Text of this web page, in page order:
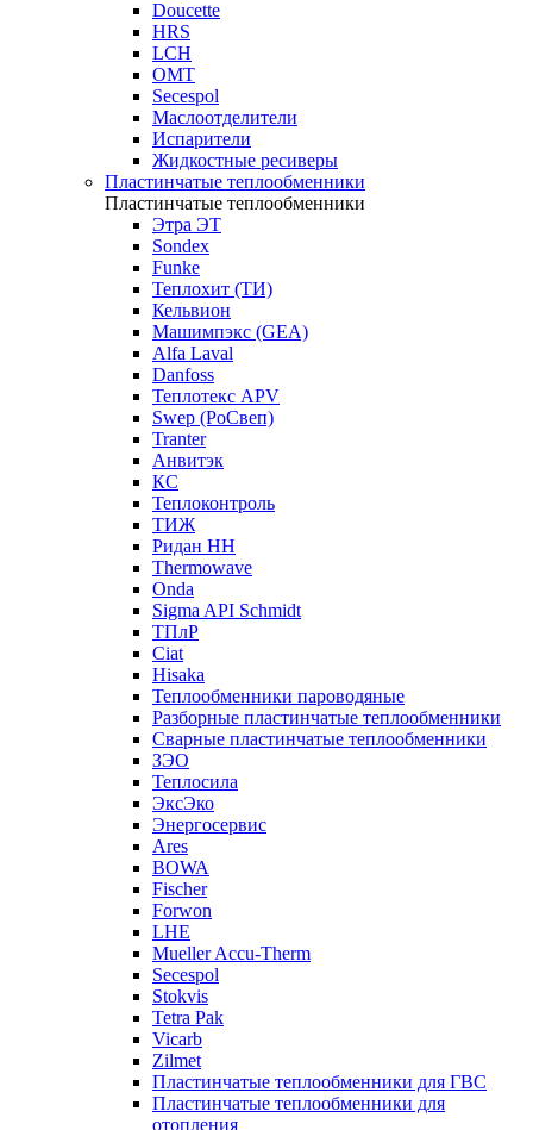
Doucette
HRS
LCH
OMT
Secespol
Маслоотделители
Испарители
Жидкостные ресиверы
Пластинчатые теплообменники
Пластинчатые теплообменники
Этра ЭТ
Sondex
Funke
Теплохит (ТИ)
Кельвион
Машимпэкс (GEA)
Alfa Laval
Danfoss
Теплотекс APV
Swep (РоСвеп)
Tranter
Анвитэк
КС
Теплоконтроль
ТИЖ
Ридан НН
Thermowave
Onda
Sigma API Schmidt
ТПлР
Ciat
Hisaka
Теплообменники пароводяные
Разборные пластинчатые теплообменники
Сварные пластинчатые теплообменники
ЗЭО
Теплосила
ЭксЭко
Энергосервис
Ares
BOWA
Fischer
Forwon
LHE
Mueller Accu-Therm
Secespol
Stokvis
Tetra Pak
Vicarb
Zilmet
Пластинчатые теплообменники для ГВС
Пластинчатые теплообменники для
отопления